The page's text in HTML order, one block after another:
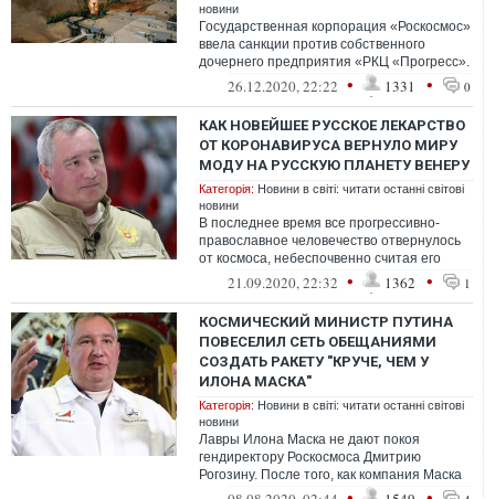
новини
Государственная корпорация «Роскосмос»
ввела санкции против собственного
дочернего предприятия «РКЦ «Прогресс».
Иск на сумму более 4,7 миллиарда рубле...
26.12.2020, 22:22 • 1331 • 0
КАК НОВЕЙШЕЕ РУССКОЕ ЛЕКАРСТВО
ОТ КОРОНАВИРУСА ВЕРНУЛО МИРУ
МОДУ НА РУССКУЮ ПЛАНЕТУ ВЕНЕРУ
Категорія: Новини в світі: читати останні світові
новини
В последнее время все прогрессивно-
православное человечество отвернулось
от космоса, небеспочвенно считая его
устаревшим, немодным и порочным,
21.09.2020, 22:32 • 1362 • 1
КОСМИЧЕСКИЙ МИНИСТР ПУТИНА
ПОВЕСЕЛИЛ СЕТЬ ОБЕЩАНИЯМИ
СОЗДАТЬ РАКЕТУ "КРУЧЕ, ЧЕМ У
ИЛОНА МАСКА"
Категорія: Новини в світі: читати останні світові
новини
Лавры Илона Маска не дают покоя
гендиректору Роскосмоса Дмитрию
Рогозину. После того, как компания Маска
SpaceX впервые отправила астронавтов